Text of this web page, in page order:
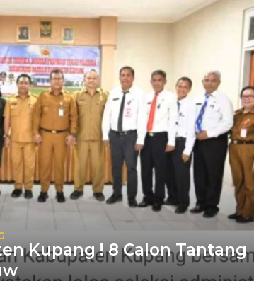
Kupang ! 8 Calon Tantang